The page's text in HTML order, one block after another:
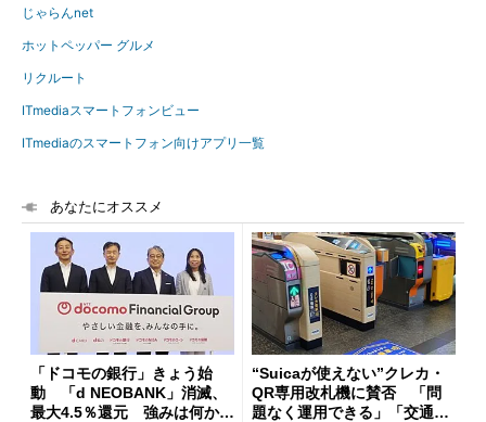
じゃらんnet
ホットペッパー グルメ
リクルート
ITmediaスマートフォンビュー
ITmediaのスマートフォン向けアプリ一覧
あなたにオススメ
「ドコモの銀行」きょう始
動 「d NEOBANK」消滅、
最大4.5％還元 強みは何か解
“Suicaが使えない”クレカ・
QR専用改札機に賛否 「問
題なく運用できる」「交通系I